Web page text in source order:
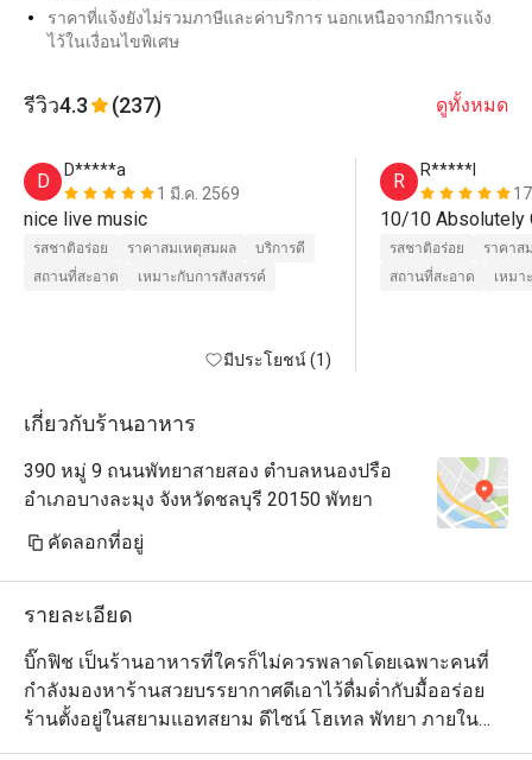
ราคาที่แจ้งยังไม่รวมภาษีและค่าบริการ นอกเหนือจากมีการแจ้ง
ไว้ในเงื่อนไขพิเศษ
รีวิว4.3 (237) ดูทั้งหมด
D
D*****a
1 มี.ค. 2569
nice live music
รสชาติอร่อย ราคาสมเหตุสมผล
บริการดี
สถานที่สะอาด
เหมาะกับการสังสรรค์
มีประโยชน์ (1)
R
R*****l
รสชาติอร่อย
ราคาส
สถานที่สะอาด
เหมา
เกี่ยวกับร้านอาหาร
390 หมู่ 9 ถนนพัทยาสายสอง ตำบลหนองปรือ
อำเภอบางละมุง จังหวัดชลบุรี 20150 พัทยา
คัดลอกที่อยู่
รายละเอียด
บิ๊กฟิช เป็นร้านอาหารที่ใครก็ไม่ควรพลาดโดยเฉพาะคนที่
กำลังมองหาร้านสวยบรรยากาศดีเอาไว้ดื่มด่ำกับมื้ออร่อย
ร้านตั้งอยู่ในสยามแอทสยาม ดีไซน์ โฮเทล พัทยา ภายใน
ร้านมีพื้นที่กว้างขวางตกแต่งสไตล์เหนือจริงด้วยสีสันที่หลาก